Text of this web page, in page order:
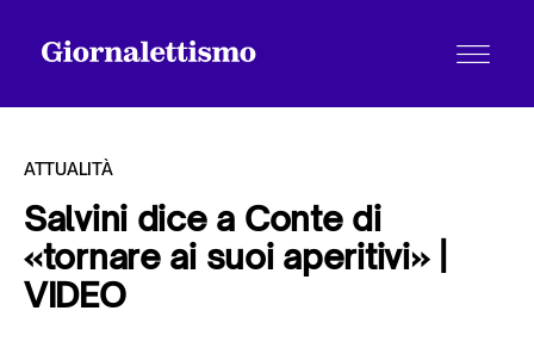
Tutti gli articoli
ATTUALITÀ
Salvini dice a Conte di
«tornare ai suoi aperitivi» |
VIDEO